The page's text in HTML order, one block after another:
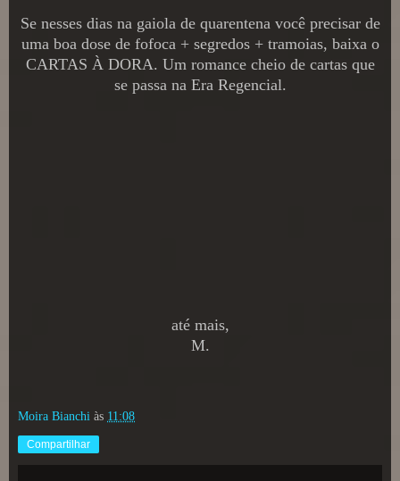
Se nesses dias na gaiola de quarentena você precisar de
uma boa dose de fofoca + segredos + tramoias, baixa o
CARTAS À DORA. Um romance cheio de cartas que
se passa na Era Regencial.
até mais,
M.
Moira Bianchi às 11:08
Compartilhar